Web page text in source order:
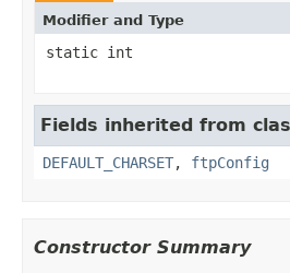
Modifier and Type
static int
Fields inherited from
DEFAULT_CHARSET, ftpConfig
Constructor Summary